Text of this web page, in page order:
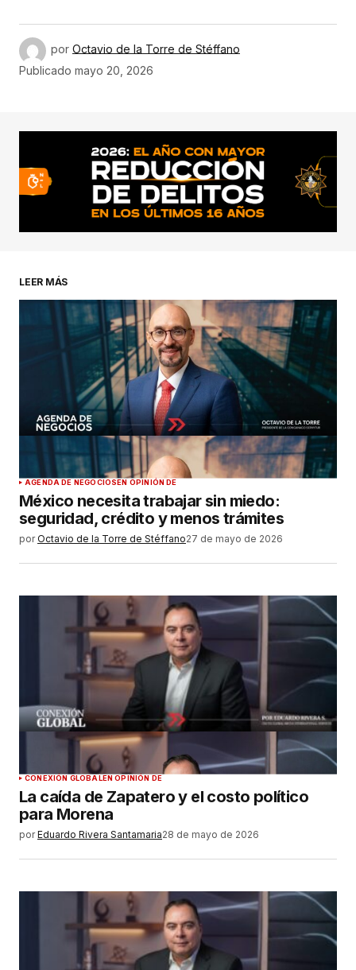
por Octavio de la Torre de Stéffano
Publicado mayo 20, 2026
LEER MÁS
AGENDA DE NEGOCIOSEN OPINIÓN DE
México necesita trabajar sin miedo:
seguridad, crédito y menos trámites
por Octavio de la Torre de Stéffano27 de mayo de 2026
CONEXIÓN GLOBALEN OPINIÓN DE
La caída de Zapatero y el costo político
para Morena
por Eduardo Rivera Santamaria28 de mayo de 2026